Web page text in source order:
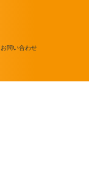
お問い合わせ